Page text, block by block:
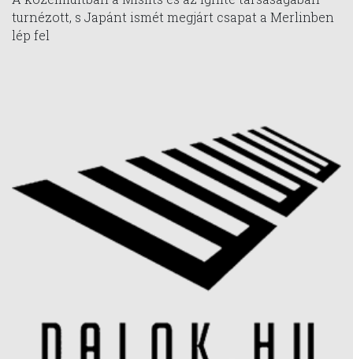
turnézott, s Japánt ismét megjárt csapat a Merlinben
lép fel